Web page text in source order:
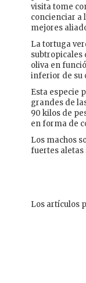
visita tome
concienciar a
mejores
La tortuga
subtropicales
oliva en
inferior de su
Esta especie
grandes de
90 kilos de
en forma de
Los machos
fuertes aletas
Los artículos